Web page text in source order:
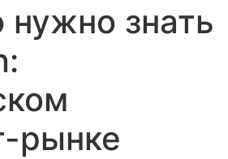
нужно знать
рынке